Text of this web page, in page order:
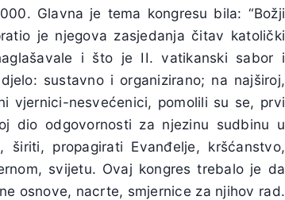
Glavna je tema kongresu bila: “Božji
je njegova zasjedanja čitav katolički
i što je II. vatikanski sabor i
sustavno i organizirano; na najširoj,
vjernici-nesvećenici, pomolili su se, prvi
dio odgovornosti za njezinu sudbinu u
propagirati Evanđelje, kršćanstvo,
svijetu. Ovaj kongres trebalo je da
osnove, nacrte, smjernice za njihov rad.